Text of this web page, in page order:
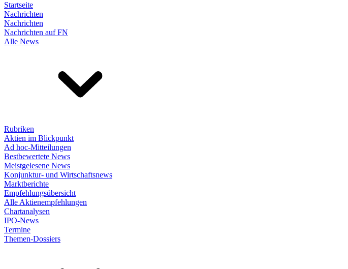
Startseite
Nachrichten
Nachrichten
Nachrichten auf FN
Alle News
Rubriken
Aktien im Blickpunkt
Ad hoc-Mitteilungen
Bestbewertete News
Meistgelesene News
Konjunktur- und Wirtschaftsnews
Marktberichte
Empfehlungsübersicht
Alle Aktienempfehlungen
Chartanalysen
IPO-News
Termine
Themen-Dossiers